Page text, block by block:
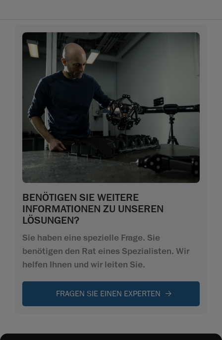
BENÖTIGEN SIE WEITERE
INFORMATIONEN ZU UNSEREN
LÖSUNGEN?
Sie haben eine spezielle Frage. Sie
benötigen den Rat eines Spezialisten. Wir
helfen Ihnen und wir leiten Sie.
FRAGEN SIE EINEN EXPERTEN